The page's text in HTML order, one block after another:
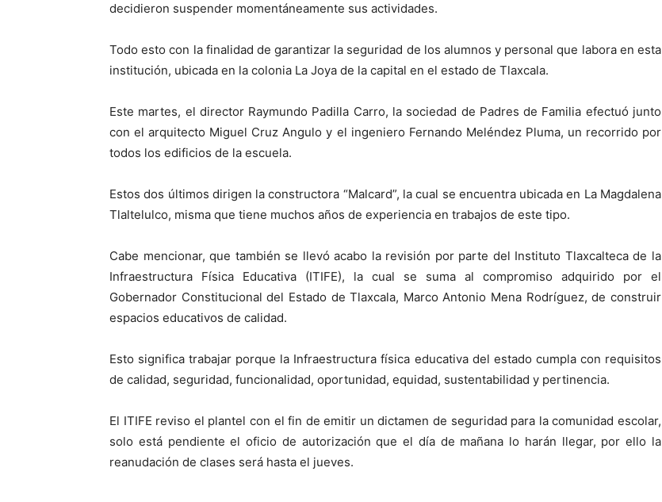
decidieron suspender momentáneamente sus actividades.
Todo esto con la finalidad de garantizar la seguridad de los alumnos y personal que labora en esta
institución, ubicada en la colonia La Joya de la capital en el estado de Tlaxcala.
Este martes, el director Raymundo Padilla Carro, la sociedad de Padres de Familia efectuó junto
con el arquitecto Miguel Cruz Angulo y el ingeniero Fernando Meléndez Pluma, un recorrido por
todos los edificios de la escuela.
Estos dos últimos dirigen la constructora “Malcard”, la cual se encuentra ubicada en La Magdalena
Tlaltelulco, misma que tiene muchos años de experiencia en trabajos de este tipo.
Cabe mencionar, que también se llevó acabo la revisión por parte del Instituto Tlaxcalteca de la
Infraestructura Física Educativa (ITIFE), la cual se suma al compromiso adquirido por el
Gobernador Constitucional del Estado de Tlaxcala, Marco Antonio Mena Rodríguez, de construir
espacios educativos de calidad.
Esto significa trabajar porque la Infraestructura física educativa del estado cumpla con requisitos
de calidad, seguridad, funcionalidad, oportunidad, equidad, sustentabilidad y pertinencia.
El ITIFE reviso el plantel con el fin de emitir un dictamen de seguridad para la comunidad escolar,
solo está pendiente el oficio de autorización que el día de mañana lo harán llegar, por ello la
reanudación de clases será hasta el jueves.